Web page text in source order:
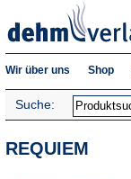
Wir über uns Shop
Suche:
REQUIEM